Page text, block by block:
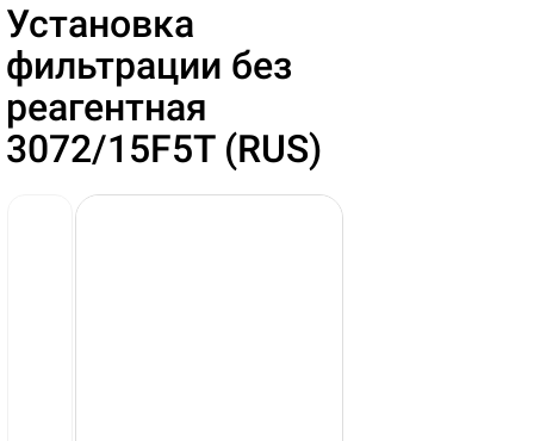
Установка
фильтрации без
реагентная
3072/15F5T (RUS)